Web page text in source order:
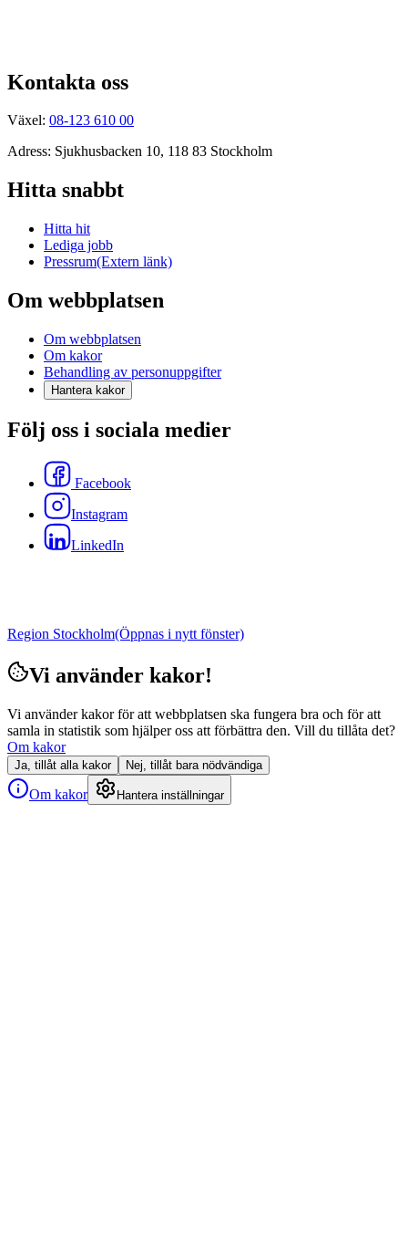
Kontakta oss
Växel: 08-123 610 00
Adress: Sjukhusbacken 10, 118 83 Stockholm
Hitta snabbt
Hitta hit
Lediga jobb
Pressrum(Extern länk)
Om webbplatsen
Om webbplatsen
Om kakor
Behandling av personuppgifter
Hantera kakor
Följ oss i sociala medier
Facebook
Instagram
LinkedIn
Region Stockholm(Öppnas i nytt fönster)
Vi använder kakor!
Vi använder kakor för att webbplatsen ska fungera bra och för att
samla in statistik som hjälper oss att förbättra den. Vill du tillåta det?
Om kakor
Ja, tillåt alla kakor Nej, tillåt bara nödvändiga
Om kakor Hantera inställningar